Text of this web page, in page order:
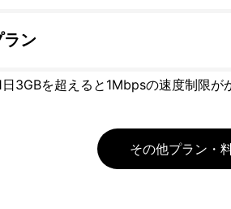
ン
3GBを超えると1Mbpsの速度制限が
その他プラン・